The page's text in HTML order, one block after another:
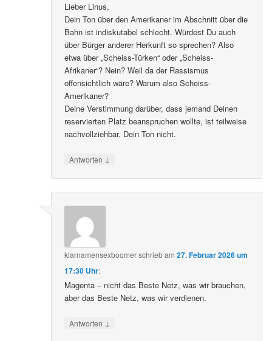
Lieber Linus,
Dein Ton über den Amerikaner im Abschnitt über die
Bahn ist indiskutabel schlecht. Würdest Du auch
über Bürger anderer Herkunft so sprechen? Also
etwa über „Scheiss-Türken“ oder „Scheiss-
Afrikaner“? Nein? Weil da der Rassismus
offensichtlich wäre? Warum also Scheiss-
Amerikaner?
Deine Verstimmung darüber, dass jemand Deinen
reservierten Platz beanspruchen wollte, ist teilweise
nachvollziehbar. Dein Ton nicht.
Antworten ↓
klarnamensexboomerschriebam27. Februar 2026 um
17:30 Uhr:
Magenta – nicht das Beste Netz, was wir brauchen,
aber das Beste Netz, was wir verdienen.
Antworten ↓